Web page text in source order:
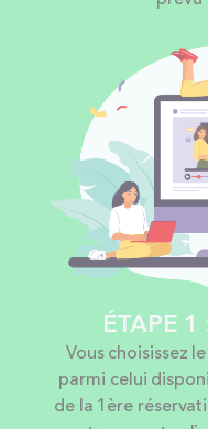
ÉTAPE 1
Vous choisissez
parmi celui
de la 1ère